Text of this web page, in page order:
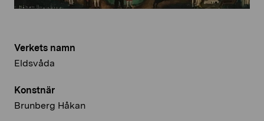
Verkets namn
Eldsvåda
Konstnär
Brunberg Håkan